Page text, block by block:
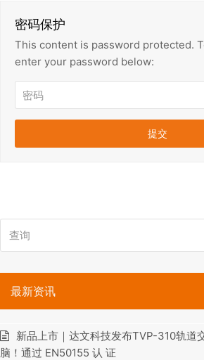
密码保护
This content is password protected.
enter your password below:
询
最新资讯
新品上市｜达文科技发布TVP-310轨道
脑！通过 EN50155 认 证